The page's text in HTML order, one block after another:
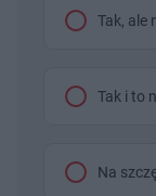
Tak, ale
Tak i to
Na